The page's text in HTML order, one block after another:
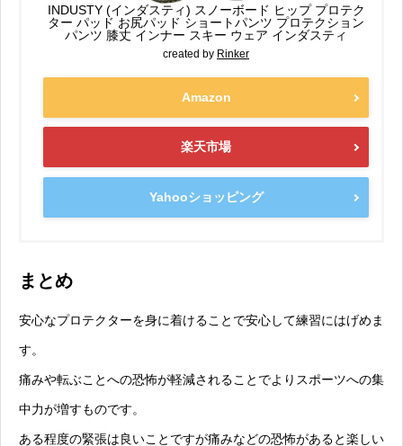
INDUSTY (インダスティ) スノーボード ヒップ プロテク
ター パッド お尻パッド ショートパンツ プロテクション
パンツ 膝丈 インナー スキー ウェア インダスティ
created by Rinker
Amazon
楽天市場
Yahooショッピング
まとめ
安心なプロテクターを身に着けることで安心して練習にはげめま
す。
痛みや転ぶことへの恐怖が軽減されることでよりスポーツへの集
中力が増すものです。
ある程度の緊張は良いことですが痛みなどの恐怖があると楽しい